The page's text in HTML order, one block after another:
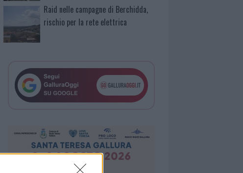
Raid nelle campagne di Berchidda,
rischio per la rete elettrica